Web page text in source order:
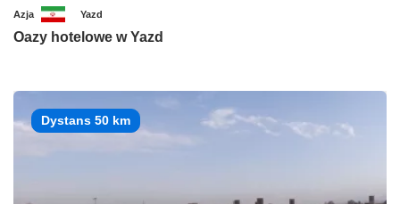
Azja Yazd
Oazy hotelowe w Yazd
Dystans 50 km